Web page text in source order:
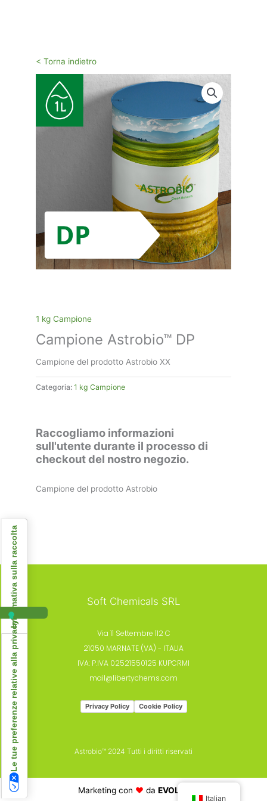
< Torna indietro
1 kg Campione
Campione Astrobio™ DP
Campione del prodotto Astrobio XX
Categoria: 1 kg Campione
Raccogliamo informazioni
sull'utente durante il processo di
checkout del nostro negozio.
Campione del prodotto Astrobio
Soft Chemicals SRL
Via 11 Settembre 112 C
21050 MARNATE (VA) - ITALIA
IVA: P.IVA 02521550125 KUPCRMI
mail@libertychems.com
Privacy Policy Cookie Policy
Astrobio™ 2024 Tutti i diritti riservati
Marketing con ♥️ da EVOLVE
Italian
Le tue preferenze relative alla privacy
Informativa sulla raccolta